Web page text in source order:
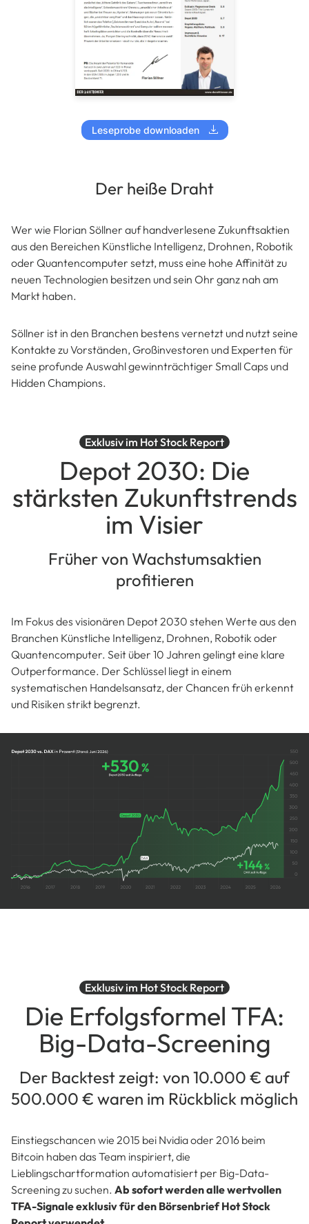
Der heiße Draht
Wer wie Florian Söllner auf handverlesene Zukunftsaktien
aus den Bereichen Künstliche Intelligenz, Drohnen, Robotik
oder Quantencomputer setzt, muss eine hohe Affinität zu
neuen Technologien besitzen und sein Ohr ganz nah am
Markt haben.
Söllner ist in den Branchen bestens vernetzt und nutzt seine
Kontakte zu Vorständen, Großinvestoren und Experten für
seine profunde Auswahl gewinnträchtiger Small Caps und
Hidden Champions.
Leseprobe downloaden
Exklusiv im Hot Stock Report
Depot 2030: Die
stärksten Zukunftstrends
im Visier
Früher von Wachstumsaktien
profitieren
Im Fokus des visionären Depot 2030 stehen Werte aus den
Branchen Künstliche Intelligenz, Drohnen, Robotik oder
Quantencomputer. Seit über 10 Jahren gelingt eine klare
Outperformance. Der Schlüssel liegt in einem
systematischen Handelsansatz, der Chancen früh erkennt
und Risiken strikt begrenzt.
Exklusiv im Hot Stock Report
Die Erfolgsformel TFA:
Big-Data-Screening
Der Backtest zeigt: von 10.000 € auf
500.000 € waren im Rückblick möglich
Einstiegschancen wie 2015 bei Nvidia oder 2016 beim
Bitcoin haben das Team inspiriert, die
Lieblingschartformation automatisiert per Big-Data-
Screening zu suchen. Ab sofort werden alle wertvollen
TFA-Signale exklusiv für den Börsenbrief Hot Stock